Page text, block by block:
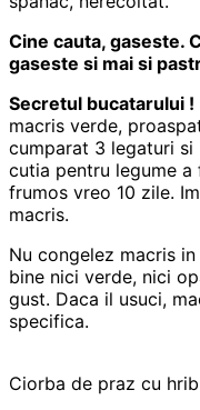
Cine cauta, gaseste.
gaseste si mai si
Secretul bucatarului !
macris verde,
cumparat 3 legaturi
cutia pentru legume
frumos vreo 10 zile.
macris.
Nu congelez macris
bine nici verde, nici
gust. Daca il usuci,
specifica.
Ciorba de praz cu